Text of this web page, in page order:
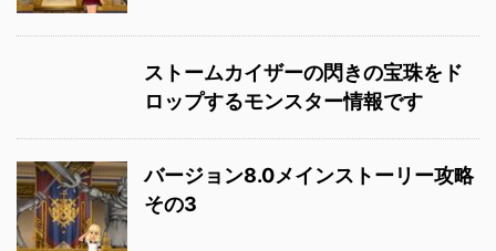
ストームカイザーの閃きの宝珠をド
ロップするモンスター情報です
バージョン8.0メインストーリー攻略
その3